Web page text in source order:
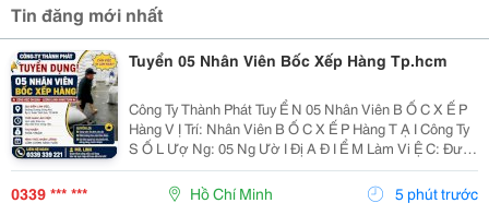
Tin đăng mới nhất
Tuyển 05 Nhân Viên Bốc Xếp Hàng Tp.hcm
Công Ty Thành Phát Tuy Ể N 05 Nhân Viên B Ố C X Ế P
Hàng V Ị Trí: Nhân Viên B Ố C X Ế P Hàng T Ạ I Công Ty
S Ố L Ượ Ng: 05 Ng Ườ I Đị A Đ I Ể M Làm Vi Ệ C: Đườ
Ng D Ươ Ng Công Khi, Ấ P 4, Xuân Th Ớ I S Ơ N,
Tp.hcm ⏰ Th Ờ I Gian: Làm Vi Ệ C Theo...
0339 *** *** Hồ Chí Minh 5 phút trước